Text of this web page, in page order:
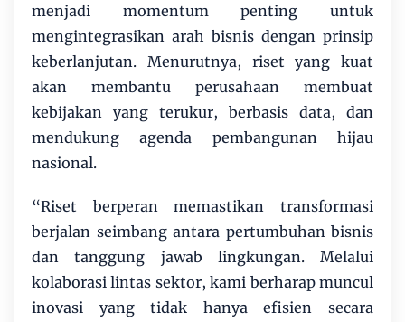
menjadi momentum penting untuk
mengintegrasikan arah bisnis dengan prinsip
keberlanjutan. Menurutnya, riset yang kuat
akan membantu perusahaan membuat
kebijakan yang terukur, berbasis data, dan
mendukung agenda pembangunan hijau
nasional.
“Riset berperan memastikan transformasi
berjalan seimbang antara pertumbuhan bisnis
dan tanggung jawab lingkungan. Melalui
kolaborasi lintas sektor, kami berharap muncul
inovasi yang tidak hanya efisien secara